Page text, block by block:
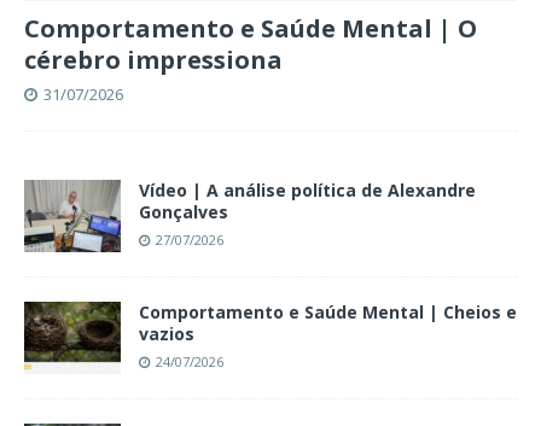
Comportamento e Saúde Mental | O
cérebro impressiona
31/07/2026
Vídeo | A análise política de Alexandre
Gonçalves
27/07/2026
Comportamento e Saúde Mental | Cheios e
vazios
24/07/2026